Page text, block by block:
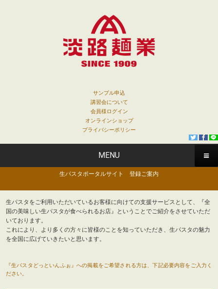
サンプル申込
講習会について
会員様ログイン
オンラインショップ
プライバシーポリシー
MENU
生パスタポータルサイト 登録ご案内
生パスタをご利用いただいているお客様に向けての支援サービスとして、『全
国の美味しい生パスタが食べられるお店』ということでご紹介をさせていただ
いております。
これにより、より多くの方々に皆様のことを知っていただき、生パスタの魅力
を全国に広げていきたいと思います。
『生パスタどっといんふぉ』への掲載をご希望される方は、下記必要内容をご入力く
ださい。